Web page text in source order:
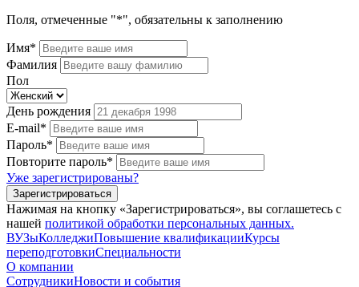
Поля, отмеченные "*", обязательны к заполнению
Имя*
Фамилия
Пол
День рождения
E-mail*
Пароль*
Повторите пароль*
Уже зарегистрированы?
Зарегистрироваться
Нажимая на кнопку «Зарегистрироваться», вы соглашетесь с
нашей политикой обработки персональных данных.
ВУЗыКолледжиПовышение квалификацииКурсы
переподготовкиСпециальности
О компании
СотрудникиНовости и события